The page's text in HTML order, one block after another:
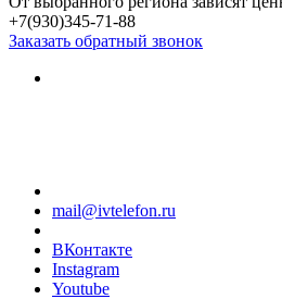
+7(930)345-71-88
Заказать обратный звонок
mail@ivtelefon.ru
ВКонтакте
Instagram
Youtube